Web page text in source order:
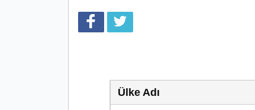
Ülke Adı